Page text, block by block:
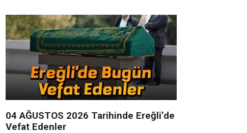
04 AĞUSTOS 2026 Tarihinde Ereğli’de
Vefat Edenler